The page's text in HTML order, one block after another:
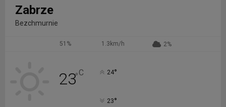
Zabrze
Bezchmurnie
51% 1.3km/h 2%
23°C 24°
23°